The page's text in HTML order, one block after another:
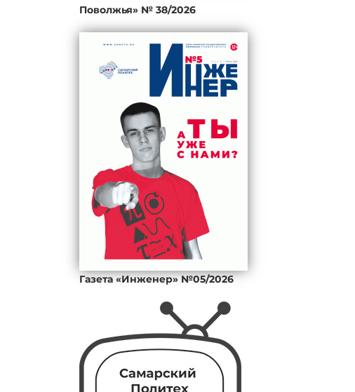
Поволжья» № 38/2026
Газета «Инженер» №05/2026